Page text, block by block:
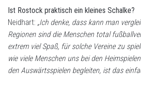
Ist Rostock praktisch ein kleines Schalke?
Neidhart: „Ich denke, dass kann man
Regionen sind die Menschen total
extrem viel Spaß, für solche Vereine zu
wie viele Menschen uns bei den
den Auswärtsspielen begleiten, ist das